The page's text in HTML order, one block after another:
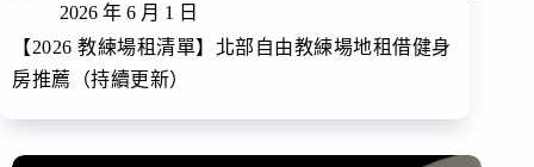
2026 年 6 月 1 日
【2026 教練場租清單】北部自由教練場地租借健身
房推薦（持續更新）